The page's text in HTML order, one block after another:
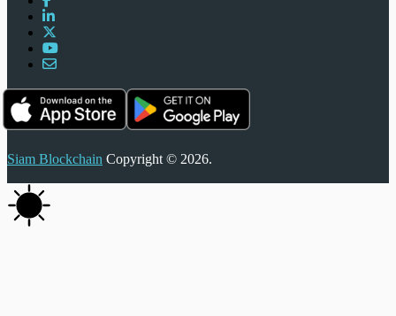
Siam Blockchain Copyright © 2026.